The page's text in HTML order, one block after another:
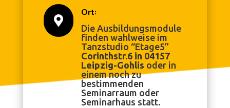

Ort:
Die Ausbildungsmodule
finden wahlweise im
Tanzstudio “Etage5”
Corinthstr.6 in 04157
Leipzig-Gohlis oder in
einem noch zu
bestimmenden
Seminarraum oder
Seminarhaus statt.